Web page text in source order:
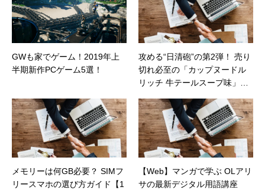
ン）
GWも家でゲーム！2019年上
半期新作PCゲーム5選！
攻める“日清砲”の第2弾！ 売り
切れ必至の「カップヌードル
リッチ 牛テールスープ味」が1
ン）
メモリーは何GB必要？ SIMフ
リースマホの選び方ガイド【1
【Web】マンガで学ぶ OLアリ
サの最新デジタル用語講座